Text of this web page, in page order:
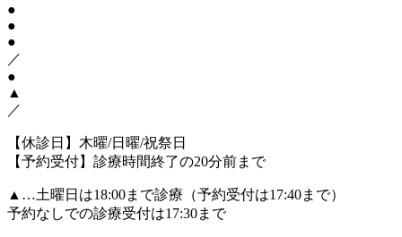
●
●
●
／
●
▲
／
【休診日】木曜/日曜/祝祭日
【予約受付】診療時間終了の20分前まで
▲…土曜日は18:00まで診療（予約受付は17:40まで）
予約なしでの診療受付は17:30まで